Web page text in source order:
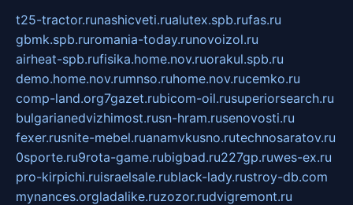
t25-tractor.runashicveti.rualutex.spb.rufas.ru
gbmk.spb.ruromania-today.runovoizol.ru
airheat-spb.rufisika.home.nov.ruorakul.spb.ru
demo.home.nov.rumnso.ruhome.nov.rucemko.ru
comp-land.org7gazet.rubicom-oil.rusuperiorsearch.ru
bulgarianedvizhimost.rusn-hram.rusenovosti.ru
fexer.rusnite-mebel.ruanamvkusno.rutechnosaratov.ru
0sporte.ru9rota-game.rubigbad.ru227gp.ruwes-ex.ru
pro-kirpichi.ruisraelsale.rublack-lady.rustroy-db.com
mynances.orgladalike.ruzozor.rudvigremont.ru